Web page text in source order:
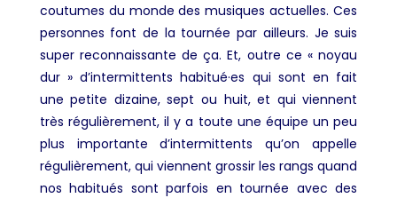
coutumes du monde des musiques actuelles. Ces
personnes font de la tournée par ailleurs. Je suis
super reconnaissante de ça. Et, outre ce « noyau
dur » d’intermittents habitué·es qui sont en fait
une petite dizaine, sept ou huit, et qui viennent
très régulièrement, il y a toute une équipe un peu
plus importante d’intermittents qu’on appelle
régulièrement, qui viennent grossir les rangs quand
nos habitués sont parfois en tournée avec des